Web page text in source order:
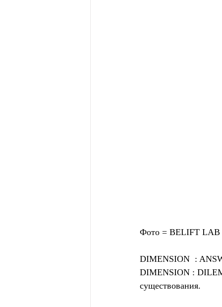
Фото = BELIFT LAB
DIMENSION  :
DIMENSION :
существования.